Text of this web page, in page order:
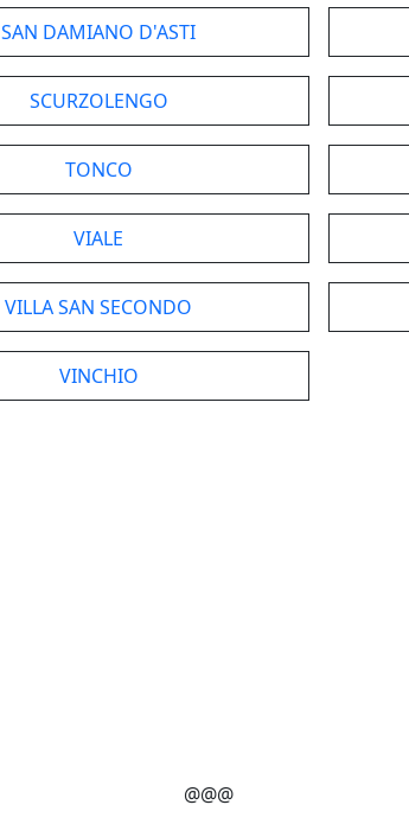
SAN DAMIANO D'ASTI
SCURZOLENGO
TONCO
VIALE
VILLA SAN SECONDO
VINCHIO
@@@